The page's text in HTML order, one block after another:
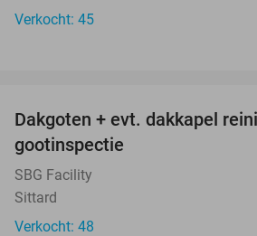
Verkocht: 45
Dakgoten + evt. dakkapel
gootinspectie
SBG Facility
Sittard
Verkocht: 48